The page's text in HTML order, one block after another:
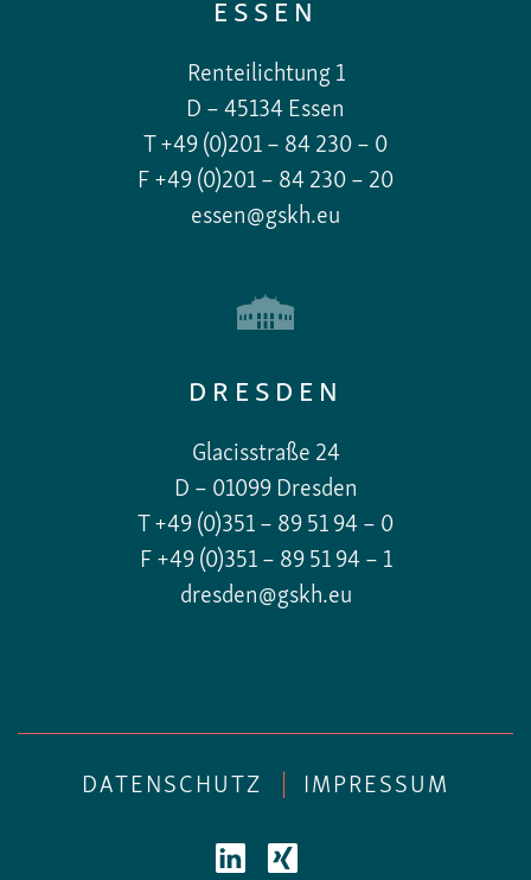
ESSEN
Renteilichtung 1
D – 45134 Essen
T +49 (0)201 – 84 230 – 0
F +49 (0)201 – 84 230 – 20
essen@gskh.eu
DRESDEN
Glacisstraße 24
D – 01099 Dresden
T +49 (0)351 – 89 51 94 – 0
F +49 (0)351 – 89 51 94 – 1
dresden@gskh.eu
DATENSCHUTZ IMPRESSUM